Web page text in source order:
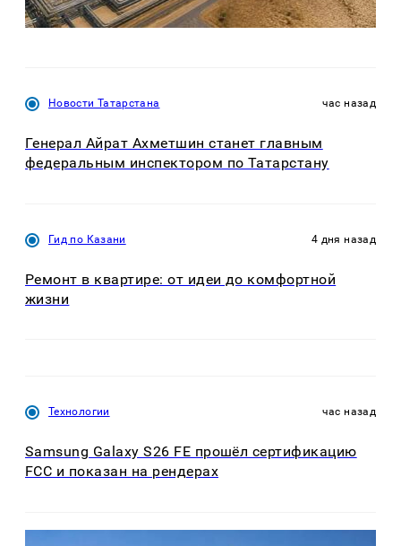
Новости Татарстана час назад
Генерал Айрат Ахметшин станет главным
федеральным инспектором по Татарстану
Гид по Казани 4 дня назад
Ремонт в квартире: от идеи до комфортной
жизни
Технологии час назад
Samsung Galaxy S26 FE прошёл сертификацию
FCC и показан на рендерах